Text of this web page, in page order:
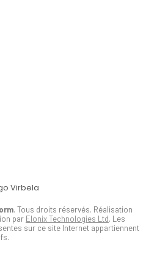
. Tous droits réservés. Réalisation
par Elonix Technologies Ltd. Les
sur ce site Internet appartiennent